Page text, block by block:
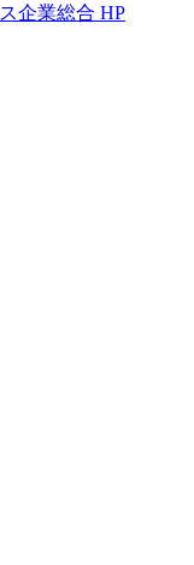
企業総合 HP